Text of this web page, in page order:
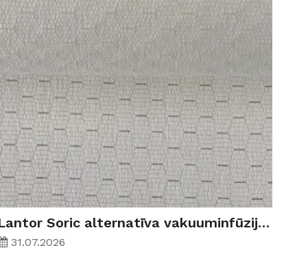
Lantor Soric alternatīva vakuuminfūzijai un RTM: 2026. gada atlases rokasgrāmata
31.07.2026